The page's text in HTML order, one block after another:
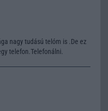
nagy tudású telóm is .De ez
telefon.Telefonálni.